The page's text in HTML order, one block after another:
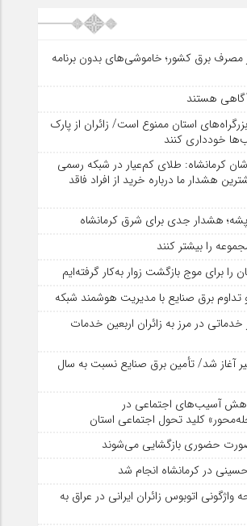
نیاز مصرف برق کشور؛ خاموشی‌های بدون برنامه
آگاهی هستند
استان ممنوع است/ زائران از پارک
خودداری کنند
کرمانشاه: طلای کم‌عیار در شبکه رسمی
هشدار ما درباره خرید از افراد فاقد
پشه؛ هشدار جدی برای شرق کرمانشاه
را بیشتر کنند
برای موج بازگشت زوار به‌کار گرفته‌ایم
برق صنایع با مدیریت هوشمند شبکه
در مرز به زائران اربعین خدمات
آغاز شد/ تأمین برق صنایع نسبت به سال
آسیب‌های اجتماعی در
کلید تحول اجتماعی استان
حضوری بازگشایی می‌شوند
در کرمانشاه انجام شد
سانحه واژگونی اتوبوس زائران ایرانی در عراق به